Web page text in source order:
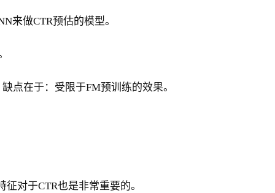
来做CTR预估的模型。
点在于：受限于FM预训练的效果。
对于CTR也是非常重要的。